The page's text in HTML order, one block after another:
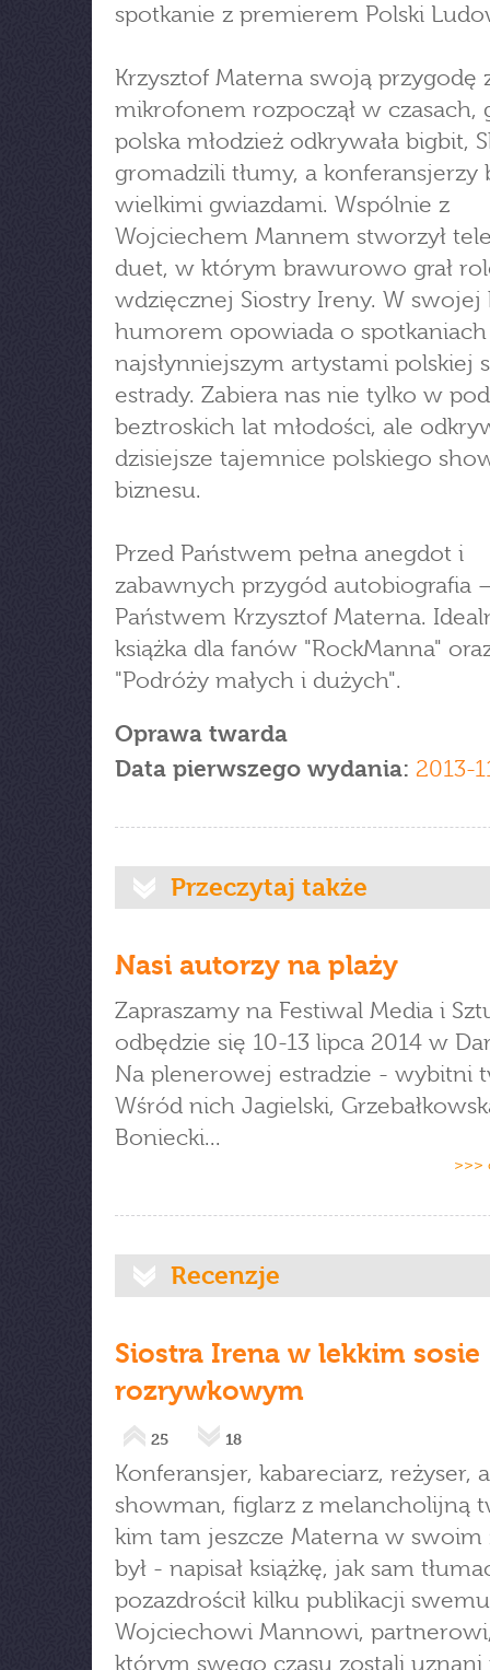
spotkanie z premierem Polski
Krzysztof Materna swoją przygodę
mikrofonem rozpoczął w czasach,
polska młodzież odkrywała bigbit,
gromadzili tłumy, a konferansjerzy
wielkimi gwiazdami. Wspólnie z
Wojciechem Mannem stworzył
duet, w którym brawurowo grał
wdzięcznej Siostry Ireny. W swojej
humorem opowiada o spotkaniach
najsłynniejszym artystami polskiej
estrady. Zabiera nas nie tylko w
beztroskich lat młodości, ale
dzisiejsze tajemnice polskiego
biznesu.
Przed Państwem pełna anegdot i
zabawnych przygód autobiografia
Państwem Krzysztof Materna.
książka dla fanów "RockManna"
"Podróży małych i dużych".
Oprawa twarda
Data pierwszego wydania: 2013-
Przeczytaj także
Nasi autorzy na plaży
Zapraszamy na Festiwal Media i
odbędzie się 10-13 lipca 2014 w
Na plenerowej estradzie - wybitni
Wśród nich Jagielski,
Boniecki...
>>>
Recenzje
Siostra Irena w lekkim sosie
rozrywkowym
25 18
Konferansjer, kabareciarz, reżyser,
showman, figlarz z melancholijną
kim tam jeszcze Materna w swoim
był - napisał książkę, jak sam
pozazdrościł kilku publikacji
Wojciechowi Mannowi,
którym swego czasu zostali uznani